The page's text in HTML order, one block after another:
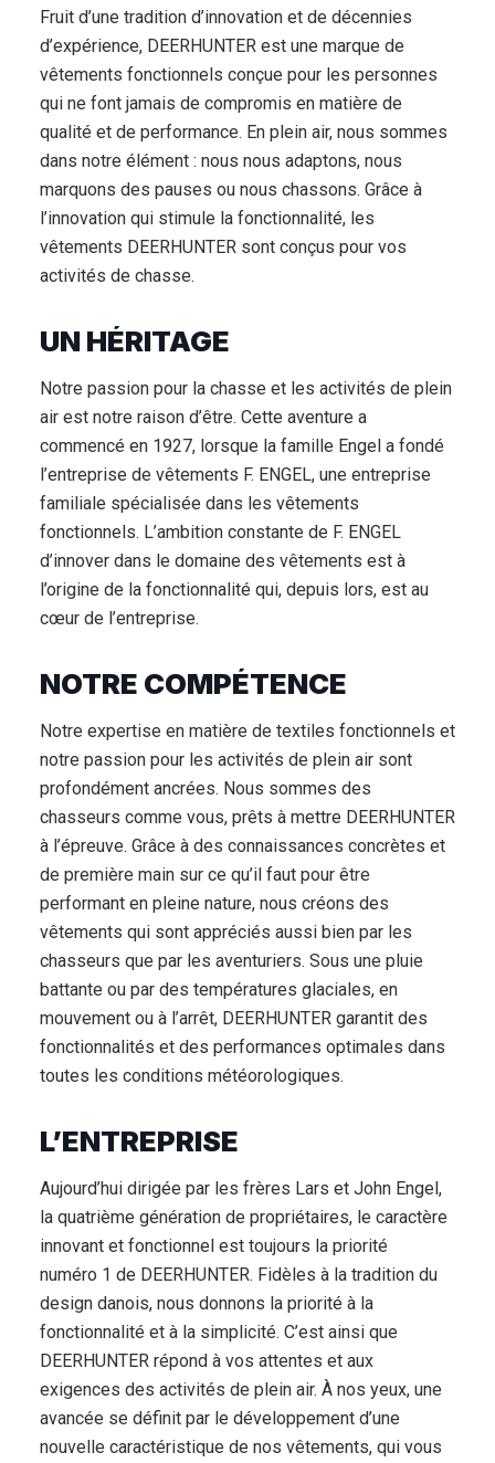
Fruit d’une tradition d’innovation et de décennies
d’expérience, DEERHUNTER est une marque de
vêtements fonctionnels conçue pour les personnes
qui ne font jamais de compromis en matière de
qualité et de performance. En plein air, nous sommes
dans notre élément : nous nous adaptons, nous
marquons des pauses ou nous chassons. Grâce à
l’innovation qui stimule la fonctionnalité, les
vêtements DEERHUNTER sont conçus pour vos
activités de chasse.
UN HÉRITAGE
Notre passion pour la chasse et les activités de plein
air est notre raison d’être. Cette aventure a
commencé en 1927, lorsque la famille Engel a fondé
l’entreprise de vêtements F. ENGEL, une entreprise
familiale spécialisée dans les vêtements
fonctionnels. L’ambition constante de F. ENGEL
d’innover dans le domaine des vêtements est à
l’origine de la fonctionnalité qui, depuis lors, est au
cœur de l’entreprise.
NOTRE COMPÉTENCE
Notre expertise en matière de textiles fonctionnels et
notre passion pour les activités de plein air sont
profondément ancrées. Nous sommes des
chasseurs comme vous, prêts à mettre DEERHUNTER
à l’épreuve. Grâce à des connaissances concrètes et
de première main sur ce qu’il faut pour être
performant en pleine nature, nous créons des
vêtements qui sont appréciés aussi bien par les
chasseurs que par les aventuriers. Sous une pluie
battante ou par des températures glaciales, en
mouvement ou à l’arrêt, DEERHUNTER garantit des
fonctionnalités et des performances optimales dans
toutes les conditions météorologiques.
L’ENTREPRISE
Aujourd’hui dirigée par les frères Lars et John Engel,
la quatrième génération de propriétaires, le caractère
innovant et fonctionnel est toujours la priorité
numéro 1 de DEERHUNTER. Fidèles à la tradition du
design danois, nous donnons la priorité à la
fonctionnalité et à la simplicité. C’est ainsi que
DEERHUNTER répond à vos attentes et aux
exigences des activités de plein air. À nos yeux, une
avancée se définit par le développement d’une
nouvelle caractéristique de nos vêtements, qui vous